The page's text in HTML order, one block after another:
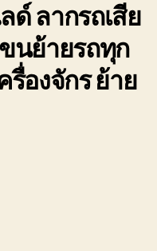
บ่อ
วิน
ราคา
ถูก
มี
ด์ลากรถเสีย
นย้ายรถทุก
รื่องจักร ย้าย